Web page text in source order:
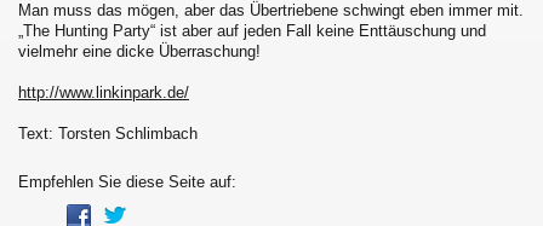
Man muss das mögen, aber das Übertriebene schwingt eben immer mit.
„The Hunting Party“ ist aber auf jeden Fall keine Enttäuschung und
vielmehr eine dicke Überraschung!
http://www.linkinpark.de/
Text: Torsten Schlimbach
Empfehlen Sie diese Seite auf: